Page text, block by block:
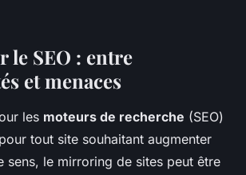
le SEO : entre
et menaces
les moteurs de recherche (SEO)
tout site souhaitant augmenter
sens, le mirroring de sites peut être